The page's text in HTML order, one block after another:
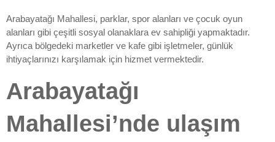
Arabayatağı Mahallesi, parklar, spor alanları ve çocuk oyun
alanları gibi çeşitli sosyal olanaklara ev sahipliği yapmaktadır.
Ayrıca bölgedeki marketler ve kafe gibi işletmeler, günlük
ihtiyaçlarınızı karşılamak için hizmet vermektedir.
Arabayatağı
Mahallesi’nde ulaşım